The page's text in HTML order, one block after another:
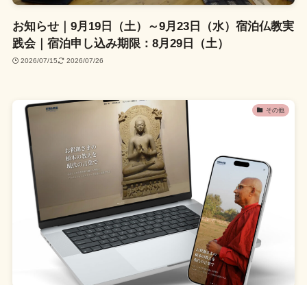
お知らせ｜9月19日（土）～9月23日（水）宿泊仏教実
践会｜宿泊申し込み期限：8月29日（土）
2026/07/15 2026/07/26
その他